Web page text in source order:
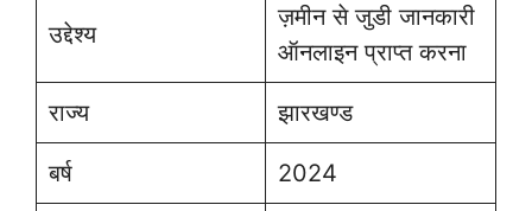
उद्देश्य
ज़मीन से जुडी जानकारी
ऑनलाइन प्राप्त करना
राज्य झारखण्ड
बर्ष 2024